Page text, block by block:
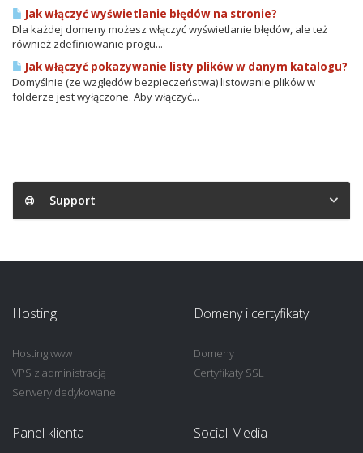
Jak włączyć wyświetlanie błędów na stronie?
Dla każdej domeny możesz włączyć wyświetlanie błędów, ale też
również zdefiniowanie progu...
Jak włączyć pokazywanie listy plików w danym katalogu?
Domyślnie (ze względów bezpieczeństwa) listowanie plików w
folderze jest wyłączone. Aby włączyć...
Support
Hosting
Hosting www
VPS z administracją
Serwery dedykowane
Domeny i certyfikaty
Domeny
Certyfikaty SSL
Panel klienta Social Media